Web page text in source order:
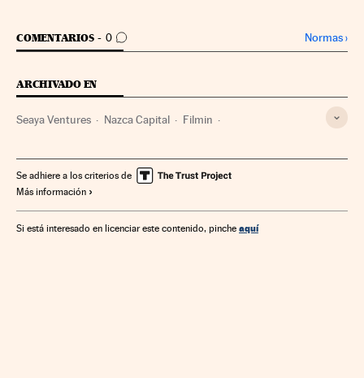
COMENTARIOS 0
IR A LOS COMENTARIOS Normas›
ARCHIVADO EN
Seaya Ventures Nazca Capital Filmin
Fondos inversión Crédito empresas Cine
Se adhiere a los criterios de
Más información
Si está interesado en licenciar este contenido, pinche aquí